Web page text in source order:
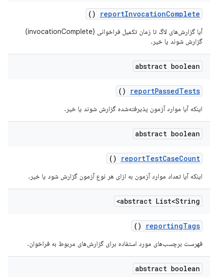
reportInvocationComplete
()
آیا گزارش‌های لاگ تا زمان تکمیل فراخوانی (invocationComplete)
گزارش شوند یا خیر.
abstract boolean
reportPassedTests
()
اینکه آیا موارد آزمون پذیرفته‌شده گزارش شوند یا خیر.
abstract boolean
reportTestCaseCount
()
اینکه آیا تعداد موارد آزمون به ازای هر نوع آزمون گزارش شود یا خیر.
abstract List<String>
reportingTags
()
فهرست برچسب‌های مورد استفاده برای گزارش‌های مربوط به فراخوان.
abstract boolean